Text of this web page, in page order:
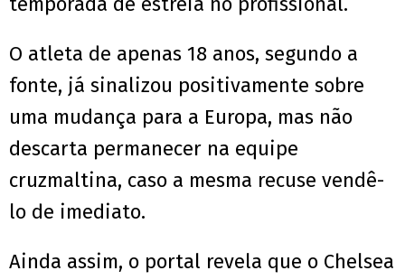
O atleta de apenas 18 anos, segundo a
fonte, já sinalizou positivamente sobre
uma mudança para a Europa, mas não
descarta permanecer na equipe
cruzmaltina, caso a mesma recuse vendê-
lo de imediato.
Ainda assim, o portal revela que o Chelsea